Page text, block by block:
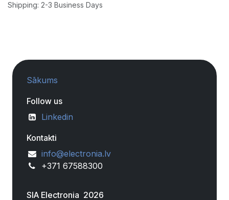
Shipping: 2-3 Business Days
Sākums
Follow us
Linkedin
Kontakti
info@electronia.lv
+371 67588300
SIA Electronia 2026